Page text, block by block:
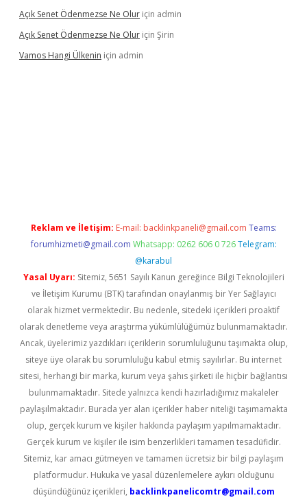
Açık Senet Ödenmezse Ne Olur için admin
Açık Senet Ödenmezse Ne Olur için Şirin
Vamos Hangi Ülkenin için admin
Reklam ve İletişim: E-mail: backlinkpaneli@gmail.com Teams:
forumhizmeti@gmail.com Whatsapp: 0262 606 0 726 Telegram:
@karabul
Yasal Uyarı: Sitemiz, 5651 Sayılı Kanun gereğince Bilgi Teknolojileri
ve İletişim Kurumu (BTK) tarafından onaylanmış bir Yer Sağlayıcı
olarak hizmet vermektedir. Bu nedenle, sitedeki içerikleri proaktif
olarak denetleme veya araştırma yükümlülüğümüz bulunmamaktadır.
Ancak, üyelerimiz yazdıkları içeriklerin sorumluluğunu taşımakta olup,
siteye üye olarak bu sorumluluğu kabul etmiş sayılırlar. Bu internet
sitesi, herhangi bir marka, kurum veya şahıs şirketi ile hiçbir bağlantısı
bulunmamaktadır. Sitede yalnızca kendi hazırladığımız makaleler
paylaşılmaktadır. Burada yer alan içerikler haber niteliği taşımamakta
olup, gerçek kurum ve kişiler hakkında paylaşım yapılmamaktadır.
Gerçek kurum ve kişiler ile isim benzerlikleri tamamen tesadüfidir.
Sitemiz, kar amacı gütmeyen ve tamamen ücretsiz bir bilgi paylaşım
platformudur. Hukuka ve yasal düzenlemelere aykırı olduğunu
düşündüğünüz içerikleri, backlinkpanelicomtr@gmail.com